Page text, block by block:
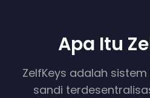
Apa Itu
ZelfKeys adalah
sandi